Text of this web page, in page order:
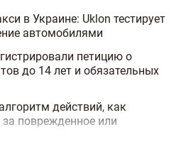
в Украине: Uklon тестирует
автомобилями
петицию о
до 14 лет и обязательных
действий, как
поврежденное или